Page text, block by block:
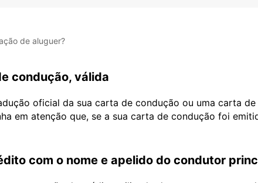
de aluguer?
condução, válida
oficial da sua carta de condução ou uma carta
em atenção que, se a sua carta de condução foi
com o nome e apelido do condutor